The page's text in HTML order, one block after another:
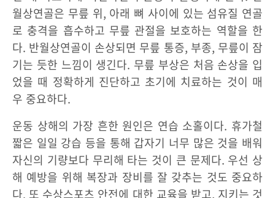
월상연골은 무릎 위, 아래 뼈 사이에 있는 섬유질 연골
로 충격을 흡수하고 무릎 관절을 보호하는 역할을 한
다. 반월상연골이 손상되면 무릎 통증, 부종, 무릎이 잠
기는 듯한 느낌이 생긴다. 무릎 부상은 처음 손상을 입
었을 때 정확하게 진단하고 초기에 치료하는 것이 매
우 중요하다.
운동 상해의 가장 흔한 원인은 연습 소홀이다. 휴가철
짧은 일일 강습 등을 통해 갑자기 너무 많은 것을 배워
자신의 기량보다 무리해 타는 것이 큰 문제다. 우선 상
해 예방을 위해 복장과 장비를 잘 갖추는 것도 중요하
다. 또 수상스포츠 안전에 대한 교육을 받고, 지키는 것